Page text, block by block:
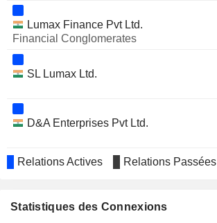
Lumax Finance Pvt Ltd.
Financial Conglomerates
SL Lumax Ltd.
D&A Enterprises Pvt Ltd.
Lumax Investment & Finance Pvt Ltd.
Relations Actives Relations Passées
Statistiques des Connexions